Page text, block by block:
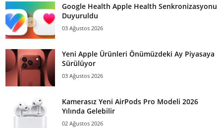
Google Health Apple Health Senkronizasyonu
Duyuruldu
03 Ağustos 2026
Yeni Apple Ürünleri Önümüzdeki Ay Piyasaya
Sürülüyor
03 Ağustos 2026
Kamerasız Yeni AirPods Pro Modeli 2026
Yılında Gelebilir
02 Ağustos 2026